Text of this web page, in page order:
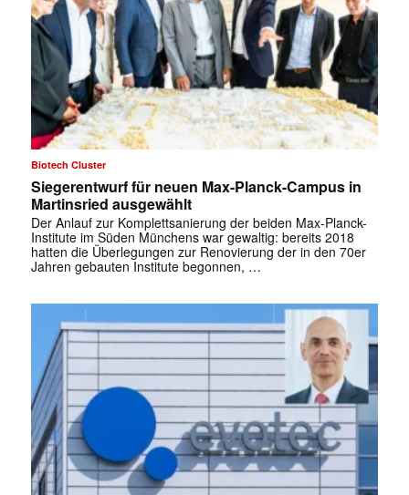
Biotech Cluster
Siegerentwurf für neuen Max-Planck-Campus in
Martinsried ausgewählt
Der Anlauf zur Komplettsanierung der beiden Max-Planck-
Institute im Süden Münchens war gewaltig: bereits 2018
hatten die Überlegungen zur Renovierung der in den 70er
Jahren gebauten Institute begonnen, …